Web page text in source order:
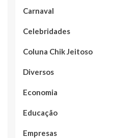
Carnaval
Celebridades
Coluna Chik Jeitoso
Diversos
Economia
Educação
Empresas